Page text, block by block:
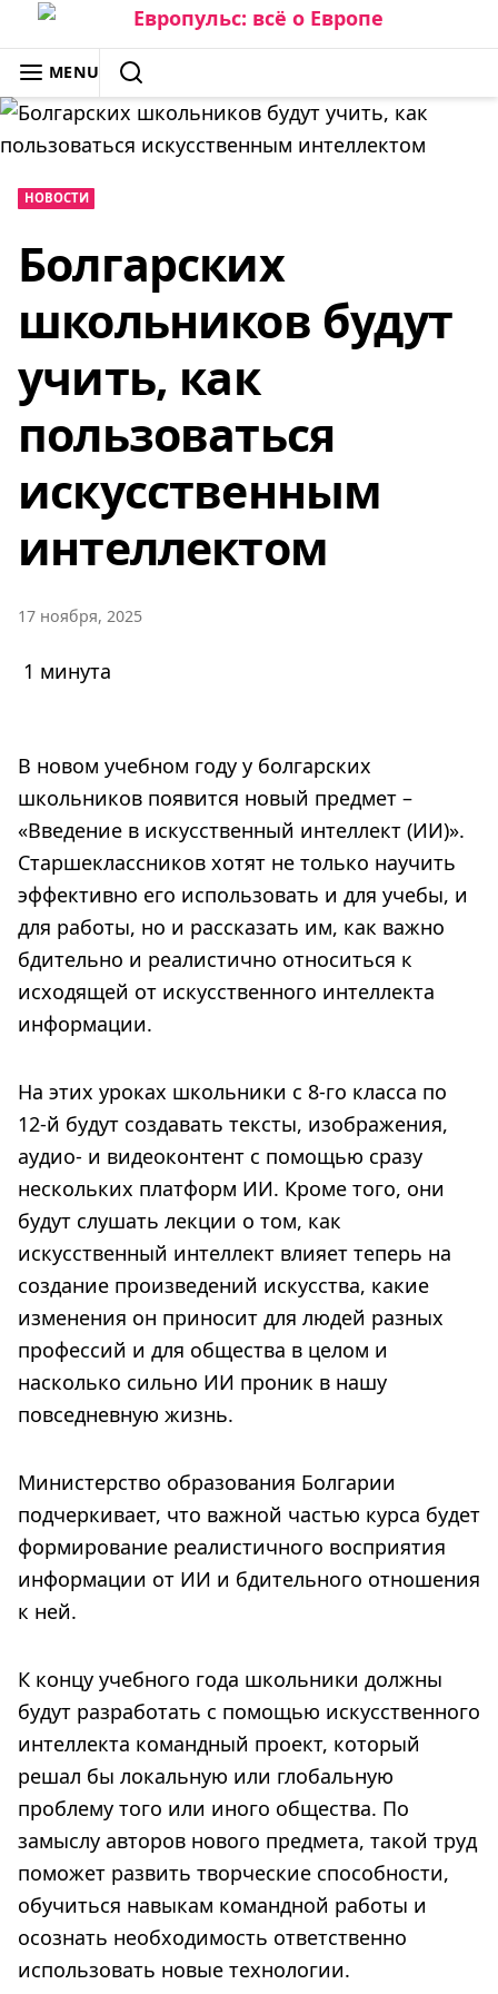
Skip
to
content
ЕВРОПУЛЬС: ВСЁ О ЕВРОПЕ
MENU
SEARCH
НОВОСТИ
Болгарских
школьников будут
учить, как
пользоваться
искусственным
интеллектом
17 ноября, 2025
1 минута
В новом учебном году у болгарских
школьников появится новый предмет –
«Введение в искусственный интеллект (ИИ)».
Старшеклассников хотят не только научить
эффективно его использовать и для учебы, и
для работы, но и рассказать им, как важно
бдительно и реалистично относиться к
исходящей от искусственного интеллекта
информации.
На этих уроках школьники с 8-го класса по
12-й будут создавать тексты, изображения,
аудио- и видеоконтент с помощью сразу
нескольких платформ ИИ. Кроме того, они
будут слушать лекции о том, как
искусственный интеллект влияет теперь на
создание произведений искусства, какие
изменения он приносит для людей разных
профессий и для общества в целом и
насколько сильно ИИ проник в нашу
повседневную жизнь.
Министерство образования Болгарии
подчеркивает, что важной частью курса будет
формирование реалистичного восприятия
информации от ИИ и бдительного отношения
к ней.
К концу учебного года школьники должны
будут разработать с помощью искусственного
интеллекта командный проект, который
решал бы локальную или глобальную
проблему того или иного общества. По
замыслу авторов нового предмета, такой труд
поможет развить творческие способности,
обучиться навыкам командной работы и
осознать необходимость ответственно
использовать новые технологии.